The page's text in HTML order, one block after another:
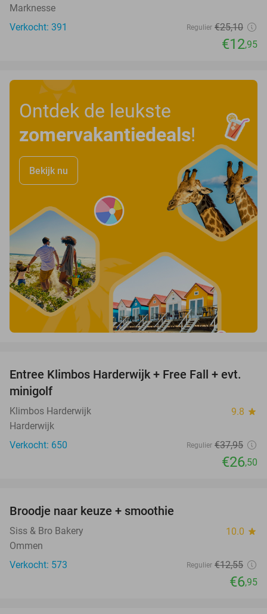
Marknesse
Verkocht: 391
Regulier €25,10
€12,95
Ontdek de leukste
zomervakantiedeals!
Bekijk nu
30%
Entree Klimbos Harderwijk + Free Fall + evt.
minigolf
Klimbos Harderwijk 9.8 star
Harderwijk
Verkocht: 650
Regulier €37,95
€26,50
Broodje naar keuze + smoothie
Siss & Bro Bakery 10.0 star
Ommen
Verkocht: 573
Regulier €12,55
€6,95